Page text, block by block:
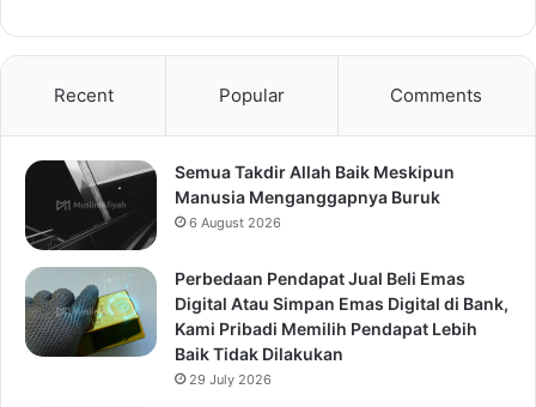
Recent Popular Comments
Semua Takdir Allah Baik Meskipun
Manusia Menganggapnya Buruk
6 August 2026
Perbedaan Pendapat Jual Beli Emas
Digital Atau Simpan Emas Digital di Bank,
Kami Pribadi Memilih Pendapat Lebih
Baik Tidak Dilakukan
29 July 2026